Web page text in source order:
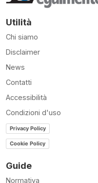
Utilità
Chi siamo
Disclaimer
News
Contatti
Accessibilità
Condizioni d'uso
Privacy Policy
Cookie Policy
Guide
Normativa